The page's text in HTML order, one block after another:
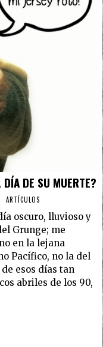
DE SU MUERTE?
ARTÍCULOS
oscuro, lluvioso y
Grunge; me
en la lejana
Pacífico, no la del
esos días tan
abriles de los 90,